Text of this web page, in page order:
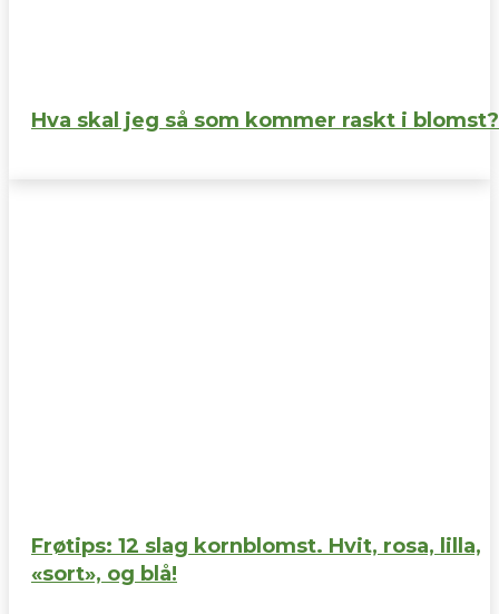
Hva skal jeg så som kommer raskt i blomst?
Frøtips: 12 slag kornblomst. Hvit, rosa, lilla,
«sort», og blå!